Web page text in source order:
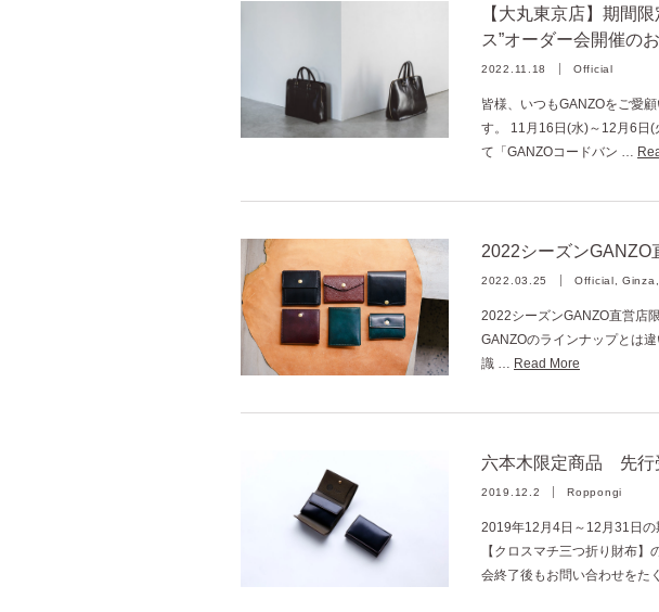
【大丸東京店】期間
ス”オーダー会開催の
2022.11.18 Official
皆様、いつもGANZOをご愛
す。 11月16日(水)～12月6日
て「GANZOコードバン …
2022シーズンGANZO
2022.03.25 Official,
2022シーズンGANZO直営
GANZOのラインナップとは
識 … Read More
六本木限定商品 先行
2019.12.2 Roppongi
2019年12月4日～12月31日
【クロスマチ三つ折り財布
会終了後もお問い合わせをた